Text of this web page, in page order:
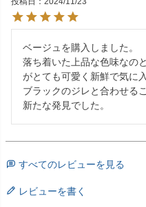
ベージュを購入しました。
落ち着いた上品な色味なの
がとても可愛く新鮮で気に
ブラックのジレと合わせる
新たな発見でした。
すべてのレビューを見る
レビューを書く